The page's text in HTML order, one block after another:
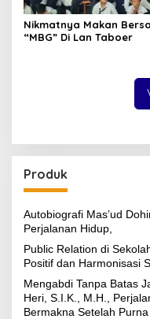
Nikmatnya Makan
“MBG” Di Lan Taboer
Produk
Autobiografi Mas’ud
Perjalanan Hidup,
Public Relation di
Positif dan Harmonisasi
Mengabdi Tanpa Batas
Heri, S.I.K., M.H.,
Bermakna Setelah